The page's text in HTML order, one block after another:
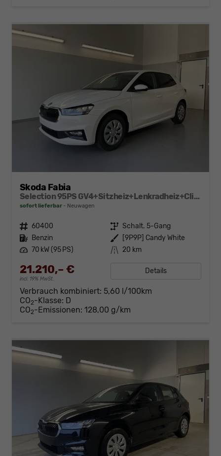
Skoda Fabia
Selection 95PS GV4+Sitzheiz+Lenkradheiz+Climatronic+Sunset+AppConnect+PDC
sofort lieferbar Neuwagen
Fahrzeugnr. 60400 Getriebe Schalt. 5-Gang
Kraftstoff Benzin Außenfarbe
[9P9P] Candy White
Leistung 70 kW (95 PS) Kilometerstand 20 km
21.210,– €
incl. 19% MwSt.
Details
Verbrauch kombiniert: 5,60 l/100km
CO2-Klasse: D
CO2-Emissionen: 128,00 g/km